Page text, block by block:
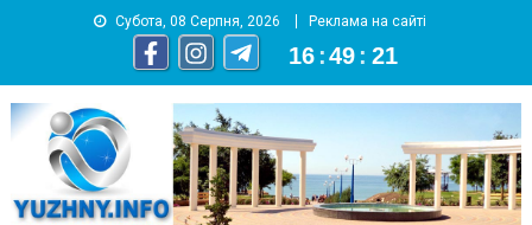
Субота, 08 Серпня, 2026 Реклама на сайті
16 :49 : 21
YUZHNY.INFO
информационный портал города Южный